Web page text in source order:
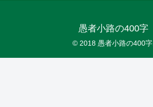
愚者小路の400字
© 2018 愚者小路の400字.